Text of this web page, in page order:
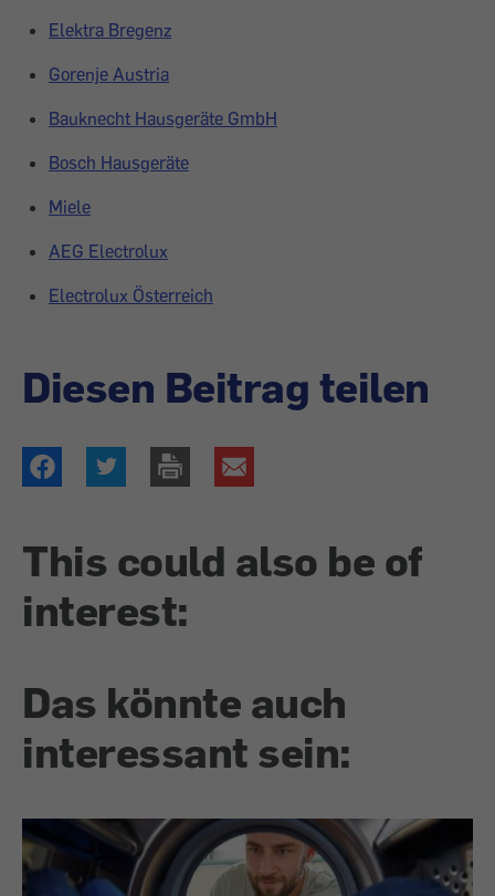
Elektra Bregenz
Gorenje Austria
Bauknecht Hausgeräte GmbH
Bosch Hausgeräte
Miele
AEG Electrolux
Electrolux Österreich
Diesen Beitrag teilen
This could also be of
interest:
Das könnte auch
interessant sein: